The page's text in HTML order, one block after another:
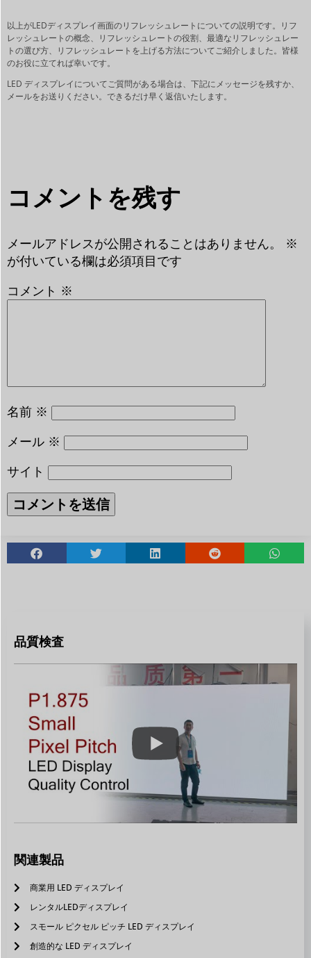
以上がLEDディスプレイ画面のリフレッシュレートについての説明です。リフ
レッシュレートの概念、リフレッシュレートの役割、最適なリフレッシュレー
トの選び方、リフレッシュレートを上げる方法についてご紹介しました。皆様
のお役に立てれば幸いです。
LED ディスプレイについてご質問がある場合は、下記にメッセージを残すか、
メールをお送りください。できるだけ早く返信いたします。
コメントを残す
メールアドレスが公開されることはありません。
※
が付いている欄は必須項目です
コメント ※
名前 ※
メール ※
サイト
品質検査
関連製品
商業用 LED ディスプレイ
レンタルLEDディスプレイ
スモール ピクセル ピッチ LED ディスプレイ
創造的な LED ディスプレイ